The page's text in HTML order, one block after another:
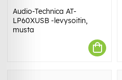
Audio-Technica AT-
LP60XUSB -levysoitin,
musta